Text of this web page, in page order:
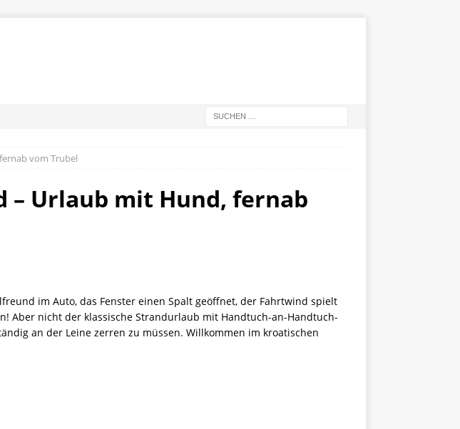
vom Trubel
Urlaub mit Hund, fernab
im Auto, das Fenster einen Spalt geöffnet, der Fahrtwind spielt
Aber nicht der klassische Strandurlaub mit Handtuch-an-Handtuch-
an der Leine zerren zu müssen. Willkommen im kroatischen